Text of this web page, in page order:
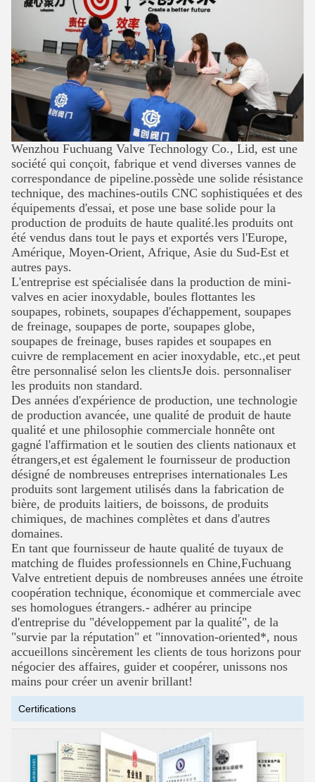
Wenzhou Fuchuang Valve Technology Co., Lid, est une
société qui conçoit, fabrique et vend diverses vannes de
correspondance de pipeline.possède une solide résistance
technique, des machines-outils CNC sophistiquées et des
équipements d'essai, et pose une base solide pour la
production de produits de haute qualité.les produits ont
été vendus dans tout le pays et exportés vers l'Europe,
Amérique, Moyen-Orient, Afrique, Asie du Sud-Est et
autres pays.
L'entreprise est spécialisée dans la production de mini-
valves en acier inoxydable, boules flottantes les
soupapes, robinets, soupapes d'échappement, soupapes
de freinage, soupapes de porte, soupapes globe,
soupapes de freinage, buses rapides et soupapes en
cuivre de remplacement en acier inoxydable, etc.,et peut
être personnalisé selon les clientsJe dois. personnaliser
les produits non standard.
Des années d'expérience de production, une technologie
de production avancée, une qualité de produit de haute
qualité et une philosophie commerciale honnête ont
gagné l'affirmation et le soutien des clients nationaux et
étrangers,et est également le fournisseur de production
désigné de nombreuses entreprises internationales Les
produits sont largement utilisés dans la fabrication de
bière, de produits laitiers, de boissons, de produits
chimiques, de machines complètes et dans d'autres
domaines.
En tant que fournisseur de haute qualité de tuyaux de
matching de fluides professionnels en Chine,Fuchuang
Valve entretient depuis de nombreuses années une étroite
coopération technique, économique et commerciale avec
ses homologues étrangers.- adhérer au principe
d'entreprise du "développement par la qualité", de la
"survie par la réputation" et "innovation-oriented*, nous
accueillons sincèrement les clients de tous horizons pour
négocier des affaires, guider et coopérer, unissons nos
mains pour créer un avenir brillant!
Certifications